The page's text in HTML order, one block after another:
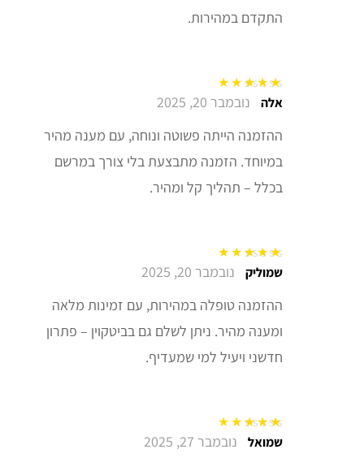
התקדם במהירות.
דורג5מתוך 5 אלה נובמבר 20, 2025
ההזמנה הייתה פשוטה ונוחה, עם מענה מהיר
במיוחד. הזמנה מתבצעת בלי צורך במרשם
בכלל – תהליך קל ומהיר.
דורג5מתוך 5שמוליק נובמבר 20, 2025
ההזמנה טופלה במהירות, עם זמינות מלאה
ומענה מהיר. ניתן לשלם גם בביטקוין – פתרון
חדשני ויעיל למי שמעדיף.
דורג5מתוך 5שמואל נובמבר 27, 2025